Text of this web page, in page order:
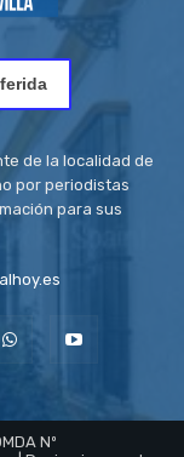
de la localidad de
por periodistas
para sus
Nº